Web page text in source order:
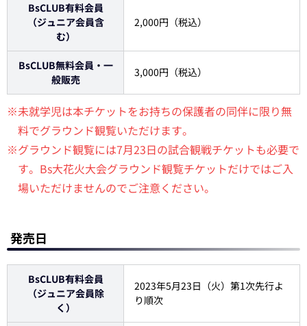
BsCLUB有料会員
（ジュニア会員含
む）
2,000円（税込）
BsCLUB無料会員・一
般販売
3,000円（税込）
※未就学児は本チケットをお持ちの保護者の同伴に限り無
料でグラウンド観覧いただけます。
※グラウンド観覧には7月23日の試合観戦チケットも必要で
す。Bs大花火大会グラウンド観覧チケットだけではご入
場いただけませんのでご注意ください。
発売日
BsCLUB有料会員
（ジュニア会員除
く）
2023年5月23日（火）第1次先行よ
り順次